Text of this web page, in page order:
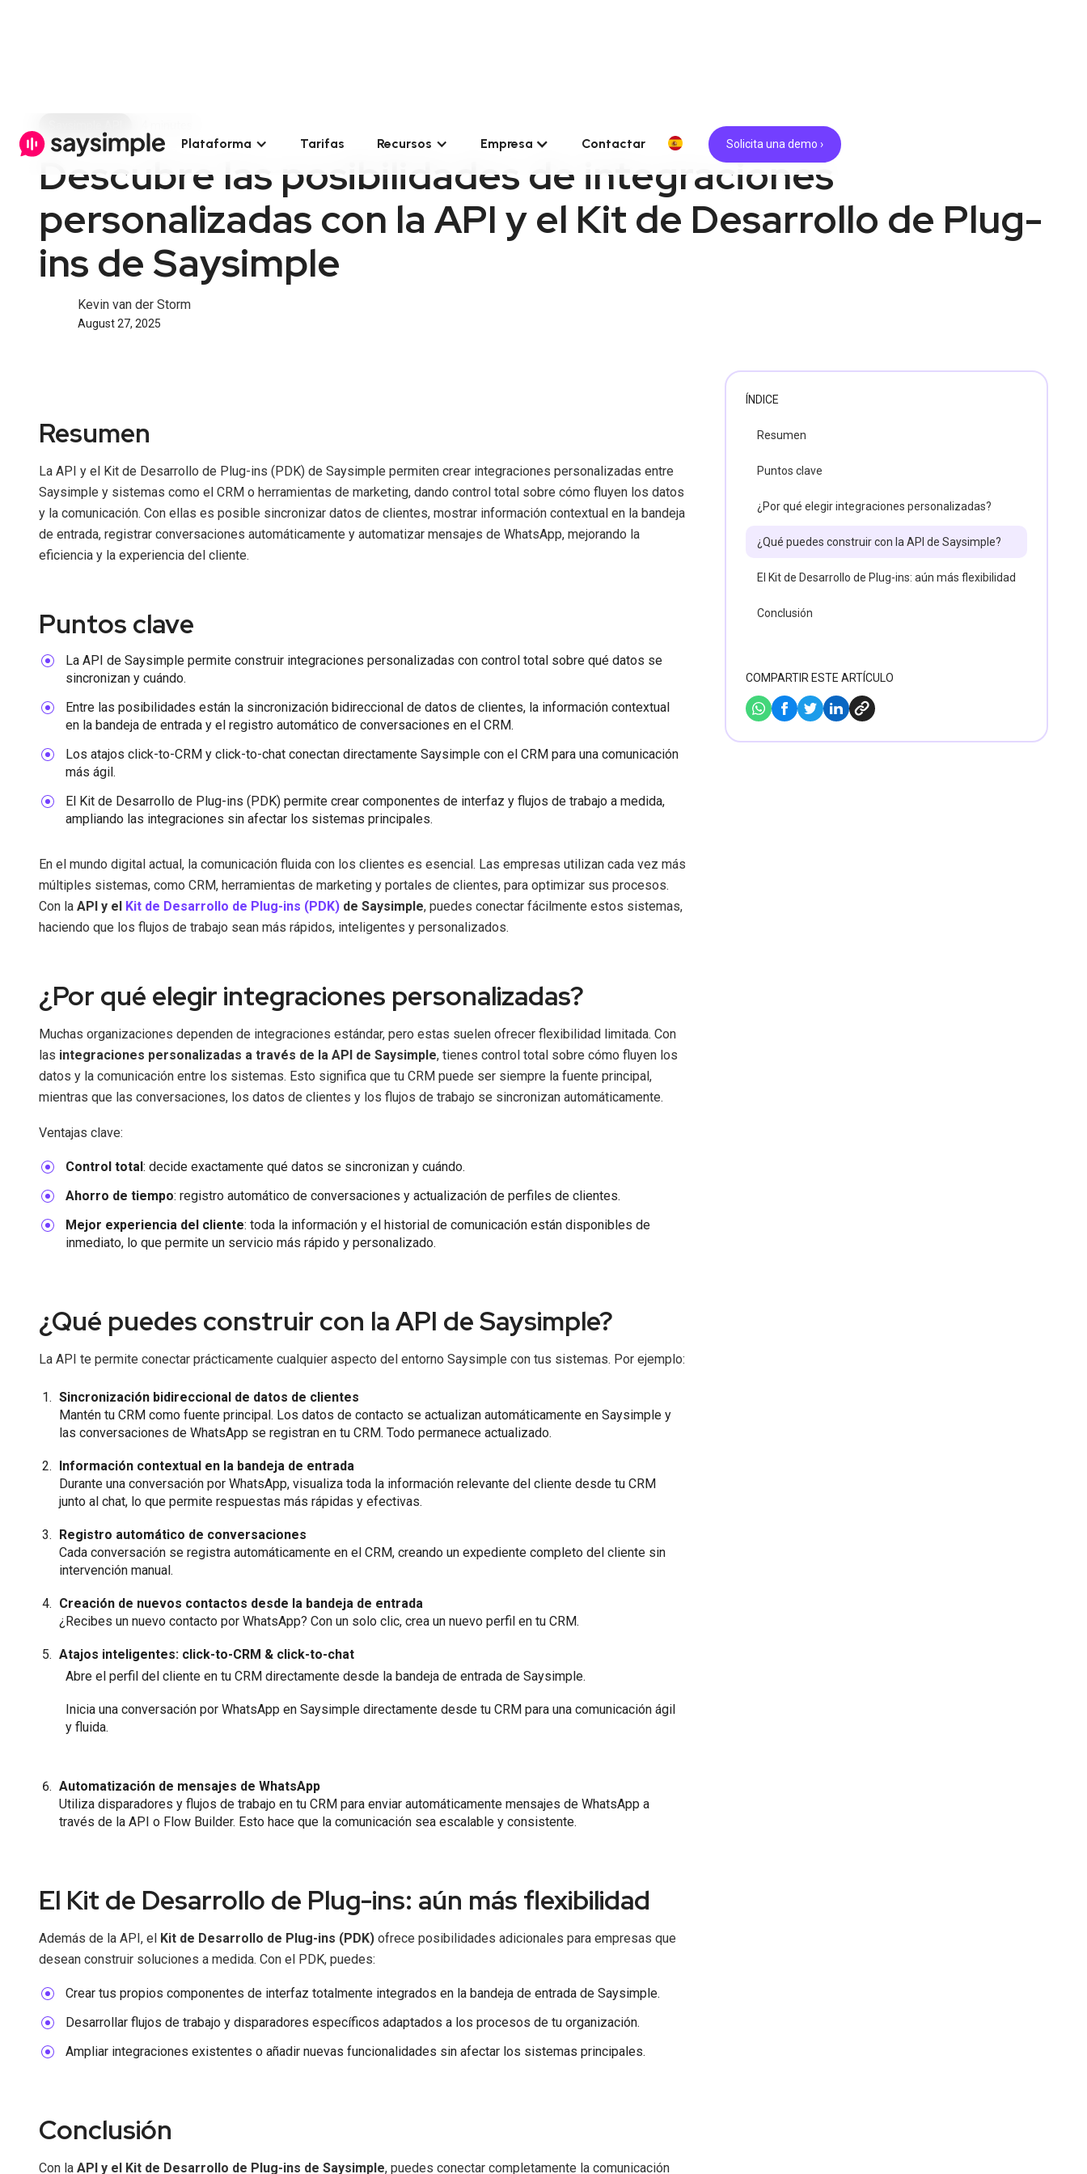
Plataforma Tarifas Recursos Empresa Contactar Solicita una demo ›
Descubre las posibilidades de integraciones
personalizadas con la API y el Kit de Desarrollo de Plug-
ins de Saysimple
Kevin van der Storm
August 27, 2025
Resumen
La API y el Kit de Desarrollo de Plug-ins (PDK) de Saysimple permiten crear integraciones personalizadas entre
Saysimple y sistemas como el CRM o herramientas de marketing, dando control total sobre cómo fluyen los datos
y la comunicación. Con ellas es posible sincronizar datos de clientes, mostrar información contextual en la bandeja
de entrada, registrar conversaciones automáticamente y automatizar mensajes de WhatsApp, mejorando la
eficiencia y la experiencia del cliente.
Puntos clave
La API de Saysimple permite construir integraciones personalizadas con control total sobre qué datos se
sincronizan y cuándo.
Entre las posibilidades están la sincronización bidireccional de datos de clientes, la información contextual
en la bandeja de entrada y el registro automático de conversaciones en el CRM.
Los atajos click-to-CRM y click-to-chat conectan directamente Saysimple con el CRM para una comunicación
más ágil.
El Kit de Desarrollo de Plug-ins (PDK) permite crear componentes de interfaz y flujos de trabajo a medida,
ampliando las integraciones sin afectar los sistemas principales.
En el mundo digital actual, la comunicación fluida con los clientes es esencial. Las empresas utilizan cada vez más
múltiples sistemas, como CRM, herramientas de marketing y portales de clientes, para optimizar sus procesos.
Con la API y el Kit de Desarrollo de Plug-ins (PDK) de Saysimple, puedes conectar fácilmente estos sistemas,
haciendo que los flujos de trabajo sean más rápidos, inteligentes y personalizados.
¿Por qué elegir integraciones personalizadas?
Muchas organizaciones dependen de integraciones estándar, pero estas suelen ofrecer flexibilidad limitada. Con
las integraciones personalizadas a través de la API de Saysimple, tienes control total sobre cómo fluyen los
datos y la comunicación entre los sistemas. Esto significa que tu CRM puede ser siempre la fuente principal,
mientras que las conversaciones, los datos de clientes y los flujos de trabajo se sincronizan automáticamente.
Ventajas clave:
Control total: decide exactamente qué datos se sincronizan y cuándo.
Ahorro de tiempo: registro automático de conversaciones y actualización de perfiles de clientes.
Mejor experiencia del cliente: toda la información y el historial de comunicación están disponibles de
inmediato, lo que permite un servicio más rápido y personalizado.
¿Qué puedes construir con la API de Saysimple?
La API te permite conectar prácticamente cualquier aspecto del entorno Saysimple con tus sistemas. Por ejemplo:
Sincronización bidireccional de datos de clientes
Mantén tu CRM como fuente principal. Los datos de contacto se actualizan automáticamente en Saysimple y
las conversaciones de WhatsApp se registran en tu CRM. Todo permanece actualizado.
Información contextual en la bandeja de entrada
Durante una conversación por WhatsApp, visualiza toda la información relevante del cliente desde tu CRM
junto al chat, lo que permite respuestas más rápidas y efectivas.
Registro automático de conversaciones
Cada conversación se registra automáticamente en el CRM, creando un expediente completo del cliente sin
intervención manual.
Creación de nuevos contactos desde la bandeja de entrada
¿Recibes un nuevo contacto por WhatsApp? Con un solo clic, crea un nuevo perfil en tu CRM.
Atajos inteligentes: click-to-CRM & click-to-chat
Abre el perfil del cliente en tu CRM directamente desde la bandeja de entrada de Saysimple.
Inicia una conversación por WhatsApp en Saysimple directamente desde tu CRM para una comunicación ágil
y fluida.
Automatización de mensajes de WhatsApp
Utiliza disparadores y flujos de trabajo en tu CRM para enviar automáticamente mensajes de WhatsApp a
través de la API o Flow Builder. Esto hace que la comunicación sea escalable y consistente.
El Kit de Desarrollo de Plug-ins: aún más flexibilidad
Además de la API, el Kit de Desarrollo de Plug-ins (PDK) ofrece posibilidades adicionales para empresas que
desean construir soluciones a medida. Con el PDK, puedes:
Crear tus propios componentes de interfaz totalmente integrados en la bandeja de entrada de Saysimple.
Desarrollar flujos de trabajo y disparadores específicos adaptados a los procesos de tu organización.
Ampliar integraciones existentes o añadir nuevas funcionalidades sin afectar los sistemas principales.
Conclusión
Con la API y el Kit de Desarrollo de Plug-ins de Saysimple, puedes conectar completamente la comunicación
ÍNDICE
Resumen
Puntos clave
¿Por qué elegir integraciones personalizadas?
¿Qué puedes construir con la API de Saysimple?
El Kit de Desarrollo de Plug-ins: aún más flexibilidad
Conclusión
COMPARTIR ESTE ARTÍCULO